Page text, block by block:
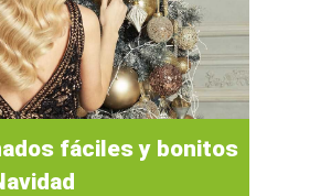
fáciles y bonitos